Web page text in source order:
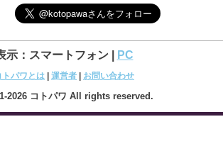
示：スマートフォン | PC
トパワとは 運営者 お問い合わせ
2026 コトパワ All rights reserved.